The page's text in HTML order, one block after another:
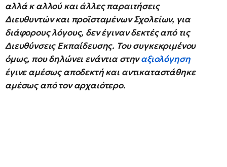
αλλά κ αλλού και άλλες παραιτήσεις
Διευθυντών και προϊσταμένων Σχολείων, για
διάφορους λόγους, δεν έγιναν δεκτές από τις
Διευθύνσεις Εκπαίδευσης. Του συγκεκριμένου
όμως, που δηλώνει ενάντια στηναξιολόγηση
έγινε αμέσως αποδεκτή και αντικαταστάθηκε
αμέσως από τον αρχαιότερο.